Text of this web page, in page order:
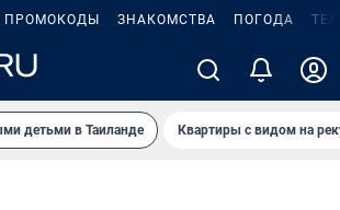
ПРОМОКОДЫ ЗНАКОМСТВА ПОГОДА
детьми в Таиланде Квартиры с видом на